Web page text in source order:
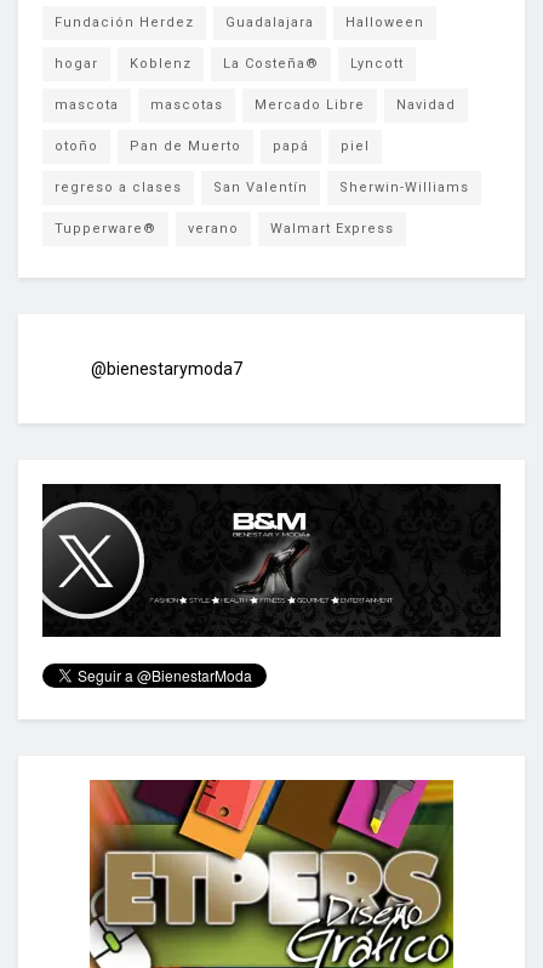
Fundación Herdez Guadalajara Halloween
hogar Koblenz La Costeña® Lyncott
mascota mascotas Mercado Libre Navidad
otoño Pan de Muerto papá piel
regreso a clases San Valentín Sherwin-Williams
Tupperware® verano Walmart Express
@bienestarymoda7